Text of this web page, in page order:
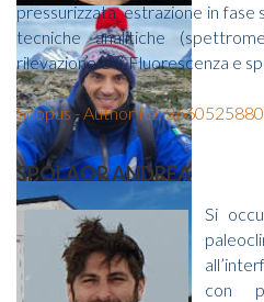
pressurizzata, estrazione in
tecniche analitiche
rilevazione UV, Fluorescenza e
Scopus - Author ID:
SPOLAOR ANDREA
Si
con